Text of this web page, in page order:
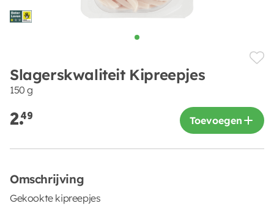
Slagerskwaliteit Kipreepjes
150 g
2.49 Toevoegen
Omschrijving
Gekookte kipreepjes